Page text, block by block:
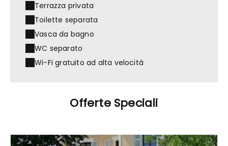
Terrazza privata
Toilette separata
Vasca da bagno
WC separato
Wi-Fi gratuito ad alta velocità
Offerte Speciali